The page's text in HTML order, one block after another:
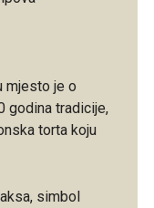
mjesto je o
godina tradicije,
torta koju
simbol